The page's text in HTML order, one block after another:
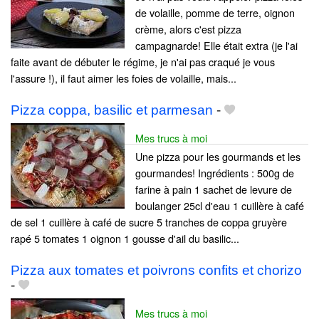
de volaille, pomme de terre, oignon
crème, alors c'est pizza
campagnarde! Elle était extra (je l'ai
faite avant de débuter le régime, je n'ai pas craqué je vous
l'assure !), il faut aimer les foies de volaille, mais...
Pizza coppa, basilic et parmesan -
Mes trucs à moi
Une pizza pour les gourmands et les
gourmandes! Ingrédients : 500g de
farine à pain 1 sachet de levure de
boulanger 25cl d'eau 1 cuillère à café
de sel 1 cuillère à café de sucre 5 tranches de coppa gruyère
rapé 5 tomates 1 oignon 1 gousse d'ail du basilic...
Pizza aux tomates et poivrons confits et chorizo
-
Mes trucs à moi